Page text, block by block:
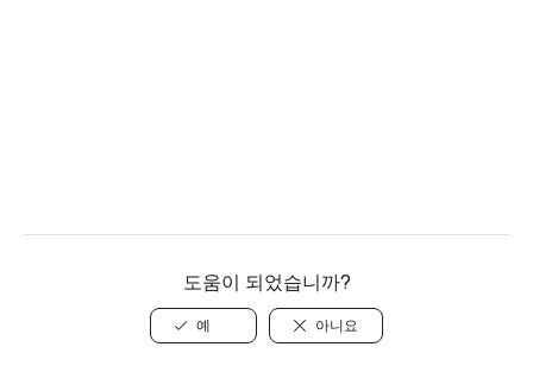
도움이 되었습니까?
예 아니요